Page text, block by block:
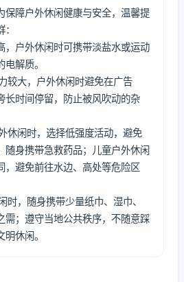
保障户外休闲健康与安全，温馨提
，户外休闲时可携带淡盐水或运动
解质。
较大，户外休闲时避免在广告
长时间停留，防止被风吹动的杂
休闲时，选择低强度活动，避免
随身携带急救药品；儿童户外休闲
，避免前往水边、高处等危险区
时，随身携带少量纸巾、湿巾、
需；遵守当地公共秩序，不随意踩
休闲。